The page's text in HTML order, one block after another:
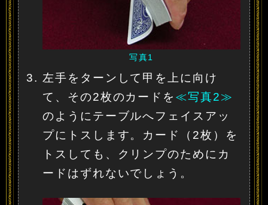
写真1
左手をターンして甲を上に向け
て、その2枚のカードを ≪写真2≫
のようにテーブルへフェイスアッ
プにトスします。カード（2枚）を
トスしても、クリンプのためにカ
ードはずれないでしょう。